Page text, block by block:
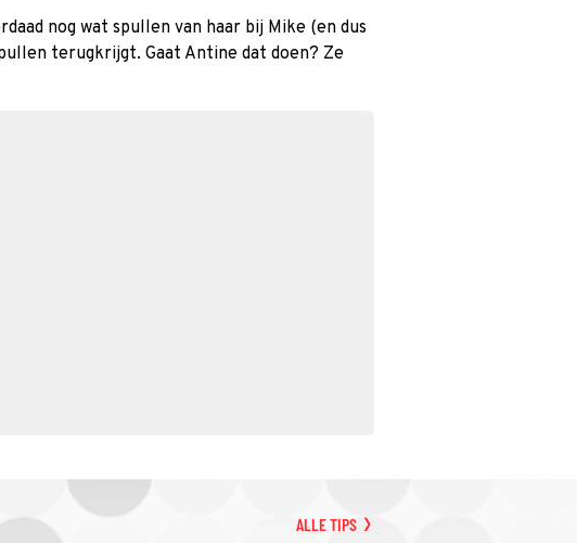
nog wat spullen van haar bij Mike (en dus
terugkrijgt. Gaat Antine dat doen? Ze
ALLE TIPS